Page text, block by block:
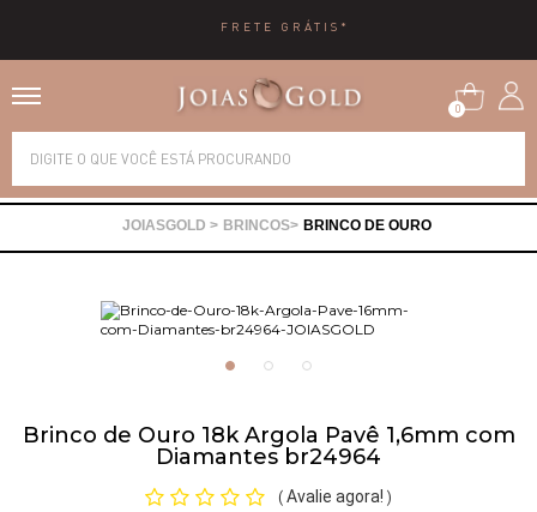
FRETE GRÁTIS*
0
BRINCOS BRINCO DE OURO
Brinco de Ouro 18k Argola Pavê 1,6mm com
Diamantes br24964
( Avalie agora! )
Alianças
Brincos
Gargantilhas